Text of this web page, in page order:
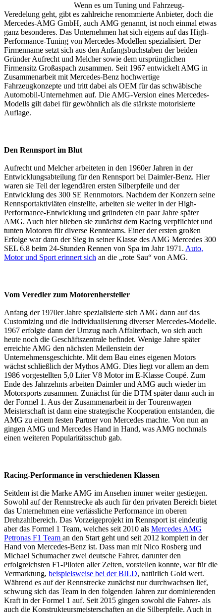
Wenn es um Tuning und Fahrzeug-
Veredelung geht, gibt es zahlreiche renommierte Anbieter, doch die
Mercedes-AMG GmbH, auch AMG genannt, ist noch einmal etwas
ganz besonderes. Das Unternehmen hat sich eigens auf das High-
Performance-Tuning von Mercedes-Modellen spezialisiert. Der
Firmenname setzt sich aus den Anfangsbuchstaben der beiden
Gründer Aufrecht und Melcher sowie dem ursprünglichen
Firmensitz Großaspach zusammen. Seit 1967 entwickelt AMG in
Zusammenarbeit mit Mercedes-Benz hochwertige
Fahrzeugkonzepte und tritt dabei als OEM für das schwäbische
Automobil-Unternehmen auf. Die AMG-Version eines Mercedes-
Modells gilt dabei für gewöhnlich als die stärkste motorisierte
Auflage.
Den Rennsport im Blut
Aufrecht und Melcher arbeiteten in den 1960er Jahren in der
Entwicklungsabteilung für den Rennsport bei Daimler-Benz. Hier
waren sie Teil der legendären ersten Silberpfeile und der
Entwicklung des 300 SE Rennmotors. Nachdem der Konzern seine
Rennsportaktiviäten einstellte, arbeiten sie weiter in der High-
Performance-Entwicklung und gründeten ein paar Jahre später
AMG. Auch hier blieben sie zunächst dem Racing verpflichtet und
tunten Motoren für diverse Rennteams. Einer der ersten großen
Erfolge war dann der Sieg in seiner Klasse des AMG Mercedes 300
SEL 6.8 beim 24-Stunden Rennen von Spa im Jahr 1971. Auto,
Motor und Sport erinnert sich an die „rote Sau“ von AMG.
Vom Veredler zum Motorenhersteller
Anfang der 1970er Jahre spezialisierte sich AMG dann auf das
Customizing und die Individualisierung diverser Mercedes-Modelle.
1967 erfolgte dann der Umzug nach Affalterbach, wo sich auch
heute noch die Geschäftszentrale befindet. Wenige Jahre später
erreichte AMG den nächsten Meilenstein der
Unternehmensgeschichte. Mit dem Bau eines eigenen Motors
wächst schließlich der Mythos AMG. Dies liegt vor allem an dem
1986 vorgestellten 5,0 Liter V8 Motor im E-Klasse Coupé. Zum
Ende des Jahrzehnts arbeiten Daimler und AMG auch wieder im
Motorsports zusammen. Zunächst für die DTM später dann auch in
der Formel 1. Aus der Zusammenarbeit in der Tourenwagen
Meisterschaft ist dann eine strategische Kooperation entstanden, die
AMG zu einem festen Partner von Mercedes machte. Von nun an
gingen AMG und Mercedes Hand in Hand, was AMG nochmals
einen weiteren Popularitätsschub gab.
Racing-Performance in verschiedenen Klassen
Seitdem ist die Marke AMG im Ansehen immer weiter gestiegen.
Sowohl auf der Rennstrecke als auch für den privaten Bereich bietet
das Unternehmen eine verlässliche Performance im oberen
Drehzahlbereich. Das Vorzeigeprojekt im Rennsport ist eindeutig
aber das Formel 1 Team, welches seit 2010 als Mercedes AMG
Petronas F1 Team an den Start geht und seit 2012 komplett in der
Hand von Mercedes-Benz ist. Dass man mit Nico Rosberg und
Michael Schumacher zwei deutsche Fahrer, darunter den
erfolgreichsten F1-Piloten aller Zeiten, vorstellen konnte, war für die
Vermarktung, beispielsweise bei der BILD, natürlich Gold wert.
Während es auf der Rennstrecke zunächst nur durchwachsen lief,
schwung sich das Team in den folgenden Jahren zur dominierenden
Kraft in der Formel 1 auf. Seit 2015 gingen sowohl die Fahrer- als
auch die Konstrukteursmeisterschaften an die Silberpfeile. Auch in